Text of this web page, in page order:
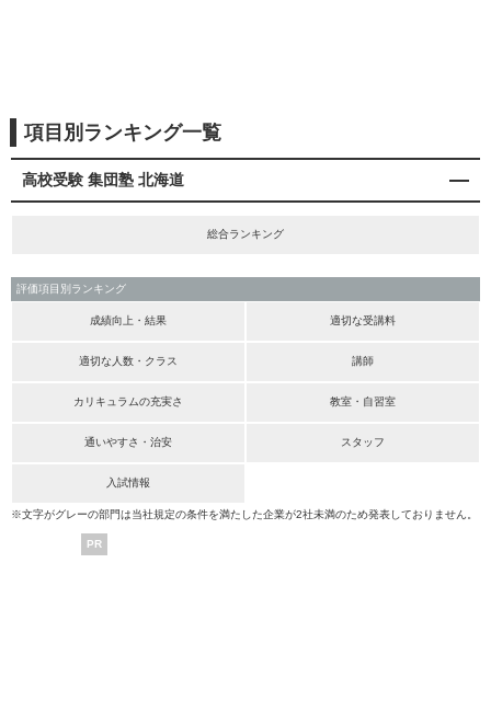
項目別ランキング一覧
高校受験 集団塾 北海道
総合ランキング
評価項目別ランキング
成績向上・結果 適切な受講料
適切な人数・クラス 講師
カリキュラムの充実さ 教室・自習室
通いやすさ・治安 スタッフ
入試情報
※文字がグレーの部門は当社規定の条件を満たした企業が2社未満のため発表しておりません。
PR